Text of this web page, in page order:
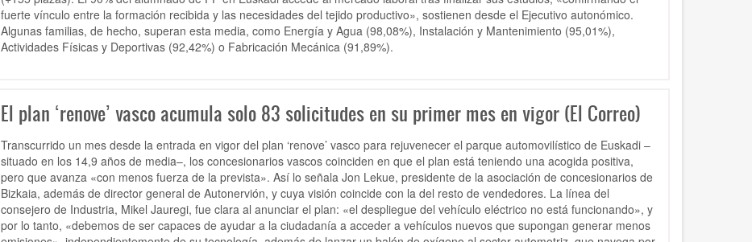
fuerte vínculo entre la formación recibida y las necesidades del tejido productivo», sostienen desde el Ejecutivo autonómico.
Algunas familias, de hecho, superan esta media, como Energía y Agua (98,08%), Instalación y Mantenimiento (95,01%),
Actividades Físicas y Deportivas (92,42%) o Fabricación Mecánica (91,89%).
El plan ‘renove’ vasco acumula solo 83 solicitudes en su primer mes en vigor (El Correo)
Transcurrido un mes desde la entrada en vigor del plan ‘renove’ vasco para rejuvenecer el parque automovilístico de Euskadi –
situado en los 14,9 años de media–, los concesionarios vascos coinciden en que el plan está teniendo una acogida positiva,
pero que avanza «con menos fuerza de la prevista». Así lo señala Jon Lekue, presidente de la asociación de concesionarios de
Bizkaia, además de director general de Autonervión, y cuya visión coincide con la del resto de vendedores. La línea del
consejero de Industria, Mikel Jauregi, fue clara al anunciar el plan: «el despliegue del vehículo eléctrico no está funcionando», y
por lo tanto, «debemos de ser capaces de ayudar a la ciudadanía a acceder a vehículos nuevos que supongan generar menos